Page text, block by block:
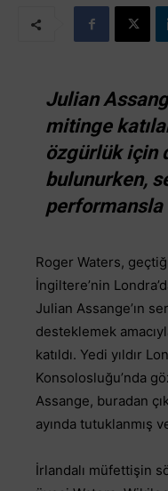
Julian
mitinge
özgürlük için
bulunurken,
Roger Waters,
İngiltere’nin
Julian Assange’ın
desteklemek
katıldı. Yedi yıldır
Konsolosluğu’nda
Assange, buradan
ayında tutuklanmış
İrlandalı müfettişin